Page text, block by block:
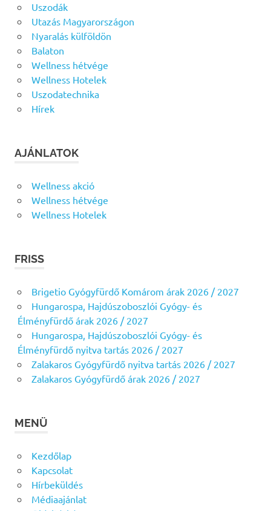
Uszodák
Utazás Magyarországon
Nyaralás külföldön
Balaton
Wellness hétvége
Wellness Hotelek
Uszodatechnika
Hírek
AJÁNLATOK
Wellness akció
Wellness hétvége
Wellness Hotelek
FRISS
Brigetio Gyógyfürdő Komárom árak 2026 / 2027
Hungarospa, Hajdúszoboszlói Gyógy- és
Élményfürdő árak 2026 / 2027
Hungarospa, Hajdúszoboszlói Gyógy- és
Élményfürdő nyitva tartás 2026 / 2027
Zalakaros Gyógyfürdő nyitva tartás 2026 / 2027
Zalakaros Gyógyfürdő árak 2026 / 2027
MENÜ
Kezdőlap
Kapcsolat
Hírbeküldés
Médiaajánlat